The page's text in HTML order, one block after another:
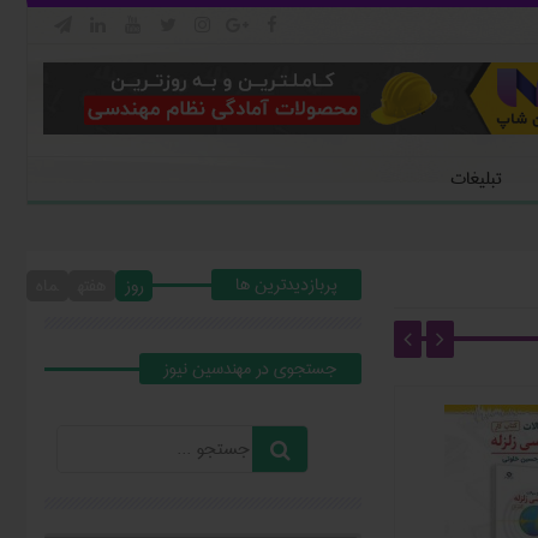
تبلیغات
پربازدیدترین ها روز
جستجوي در مهندسين نيوز